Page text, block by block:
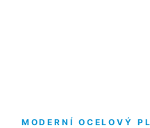
MODERNÍ OCELOVÝ